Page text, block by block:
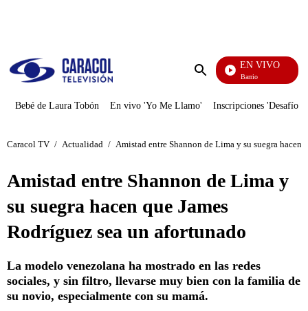
Enviar
EN VIVO
María La Del Barrio
Bebé de Laura Tobón En vivo 'Yo Me Llamo' Inscripciones 'Desafío'
Caracol TV / Actualidad / Amistad entre Shannon de Lima y su suegra hacen
Amistad entre Shannon de Lima y
su suegra hacen que James
Rodríguez sea un afortunado
La modelo venezolana ha mostrado en las redes
sociales, y sin filtro, llevarse muy bien con la familia de
su novio, especialmente con su mamá.